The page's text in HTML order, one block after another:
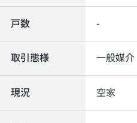
戸数 -
取引態様 一般媒介
現況 空家